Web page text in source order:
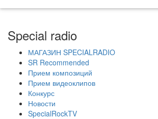
Special radio
МАГАЗИН SPECIALRADIO
SR Recommended
Прием композиций
Прием видеоклипов
Конкурс
Новости
SpecialRockTV